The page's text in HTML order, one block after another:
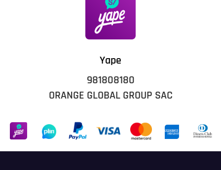
Yape
981808180
ORANGE GLOBAL GROUP SAC